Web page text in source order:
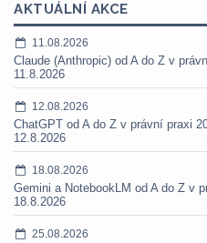
AKTUÁLNÍ AKCE
11.08.2026
Claude (Anthropic) od A do Z v
11.8.2026
12.08.2026
ChatGPT od A do Z v právní praxi
12.8.2026
18.08.2026
Gemini a NotebookLM od A do Z v
18.8.2026
25.08.2026